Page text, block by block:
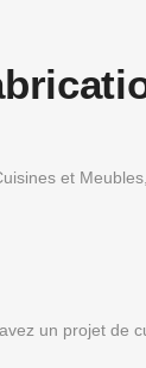
et
un projet de